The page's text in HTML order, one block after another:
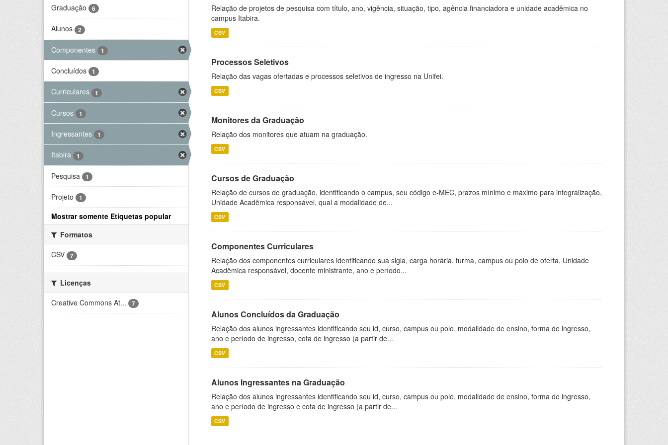
Graduação 6
Alunos 2
Componentes 1
Concluídos 1
Curriculares 1
Cursos 1
Ingressantes 1
Itabira 1
Pesquisa 1
Projeto 1
Mostrar somente Etiquetas popular
Formatos
CSV
7
Licenças
Creative Commons At...
7
Relação de projetos de pesquisa com título, ano, vigência, situação, tipo, agência financiadora e unidade acadêmica no
campus Itabira.
CSV
Processos Seletivos
Relação das vagas ofertadas e processos seletivos de ingresso na Unifei.
CSV
Monitores da Graduação
Relação dos monitores que atuam na graduação.
CSV
Cursos de Graduação
Relação de cursos de graduação, identificando o campus, seu código e-MEC, prazos mínimo e máximo para integralização,
Unidade Acadêmica responsável, qual a modalidade de...
CSV
Componentes Curriculares
Relação dos componentes curriculares identificando sua sigla, carga horária, turma, campus ou polo de oferta, Unidade
Acadêmica responsável, docente ministrante, ano e período...
CSV
Alunos Concluídos da Graduação
Relação dos alunos ingressantes identificando seu id, curso, campus ou polo, modalidade de ensino, forma de ingresso,
ano e período de ingresso, cota de ingresso (a partir de...
CSV
Alunos Ingressantes na Graduação
Relação dos alunos ingressantes identificando seu id, curso, campus ou polo, modalidade de ensino, forma de ingresso,
ano e período de ingresso e cota de ingresso (a partir de...
CSV